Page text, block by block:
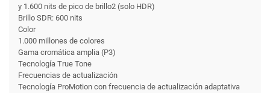
y 1.600 nits de pico de brillo2 (solo HDR)
Brillo SDR: 600 nits
Color
1.000 millones de colores
Gama cromática amplia (P3)
Tecnología True Tone
Frecuencias de actualización
Tecnología ProMotion con frecuencia de actualización adaptativa